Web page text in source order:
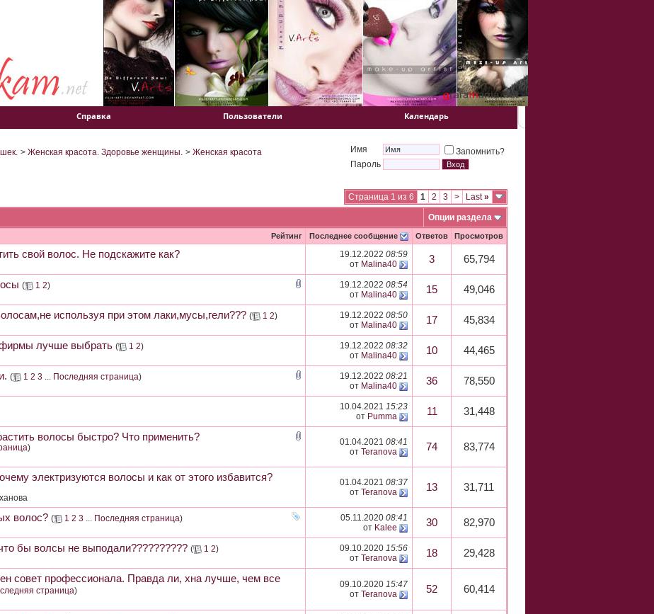
Справка Пользователи Календарь
> Женская красота. Здоровье женщины. > Женская красота Имя
Запомнить?
Пароль
Страница 1 из 6 1 2 3 > Last»
Опции раздела
Рейтинг Последнее сообщение Ответов Просмотров
свой волос. Не подскажите как? 19.12.2022 08:59
от Malina40 3 65,794
( 1 2)
19.12.2022 08:54
от Malina40 15 49,046
используя при этом лаки,мусы,гели??? ( 1 2)
19.12.2022 08:50
от Malina40 17 45,834
лучше выбрать ( 1 2)
19.12.2022 08:32
от Malina40 10 44,465
( 1 2 3 ... Последняя страница)
19.12.2022 08:21
от Malina40 36 78,550
10.04.2021 15:23
от Pumma 11 31,448
волосы быстро? Что применить?
)
01.04.2021 08:41
от Teranova 74 83,774
электризуются волосы и как от этого избавится? 01.04.2021 08:37
от Teranova 13 31,711
волос? ( 1 2 3 ... Последняя страница)
05.11.2020 08:41
от Kalee 30 82,970
бы волсы не выподали?????????? ( 1 2)
09.10.2020 15:56
от Teranova 18 29,428
совет профессионала. Правда ли, хна лучше, чем все
страница)
09.10.2020 15:47
от Teranova 52 60,414